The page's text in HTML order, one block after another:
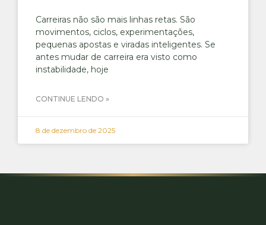
Carreiras não são mais linhas retas. São
movimentos, ciclos, experimentações,
pequenas apostas e viradas inteligentes. Se
antes mudar de carreira era visto como
instabilidade, hoje
CONTINUE LENDO »
8 de dezembro de 2025